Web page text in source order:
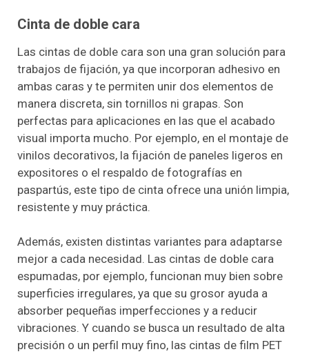
Cinta de doble cara
Las cintas de doble cara son una gran solución para
trabajos de fijación, ya que incorporan adhesivo en
ambas caras y te permiten unir dos elementos de
manera discreta, sin tornillos ni grapas. Son
perfectas para aplicaciones en las que el acabado
visual importa mucho. Por ejemplo, en el montaje de
vinilos decorativos, la fijación de paneles ligeros en
expositores o el respaldo de fotografías en
paspartús, este tipo de cinta ofrece una unión limpia,
resistente y muy práctica.
Además, existen distintas variantes para adaptarse
mejor a cada necesidad. Las cintas de doble cara
espumadas, por ejemplo, funcionan muy bien sobre
superficies irregulares, ya que su grosor ayuda a
absorber pequeñas imperfecciones y a reducir
vibraciones. Y cuando se busca un resultado de alta
precisión o un perfil muy fino, las cintas de film PET